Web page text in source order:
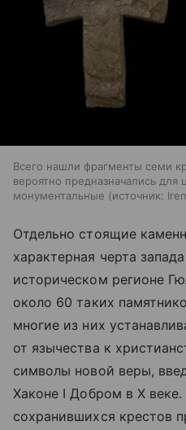
Всего нашли фрагменты семи
вероятно предназначались
монументальные
источник:
Отдельно стоящие
характерная черта
историческом регионе
около 60 таких
многие из них
от язычества к
символы новой веры,
Хаконе I Добром в X
сохранившихся крестов